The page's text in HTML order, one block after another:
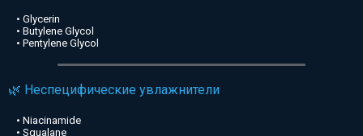
• Glycerin
• Butylene Glycol
• Pentylene Glycol
🌿 Неспецифические увлажнители
• Niacinamide
• Squalane